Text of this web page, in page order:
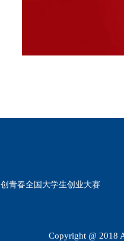
创青春全国大学生创业大赛
Copyright @ 2018